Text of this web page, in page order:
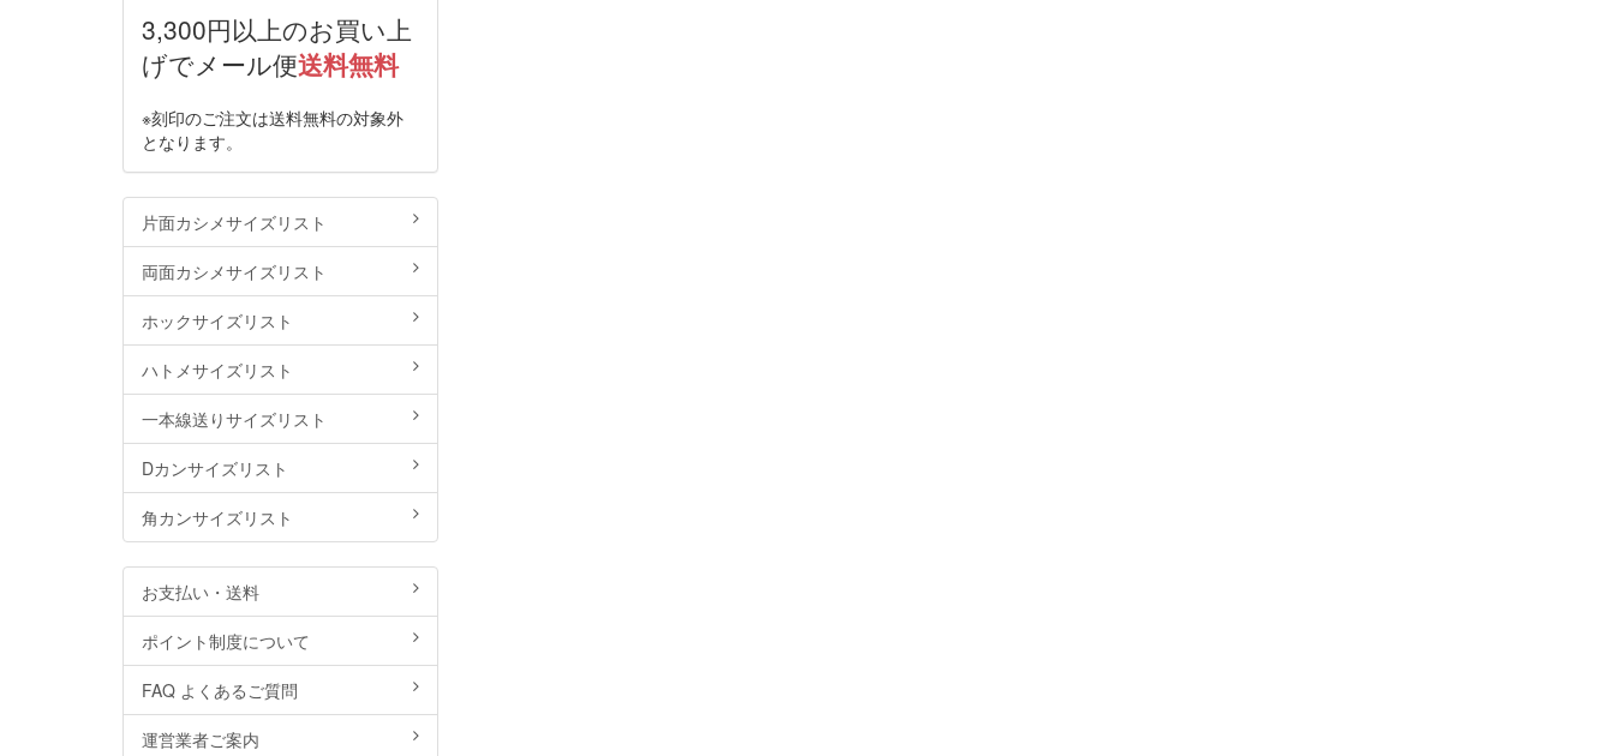
3,300円以上のお買い上
げでメール便送料無料
※刻印のご注文は送料無料の対象外
となります。
片面カシメサイズリスト
両面カシメサイズリスト
ホックサイズリスト
ハトメサイズリスト
一本線送りサイズリスト
Dカンサイズリスト
角カンサイズリスト
お支払い・送料
ポイント制度について
FAQ よくあるご質問
運営業者ご案内